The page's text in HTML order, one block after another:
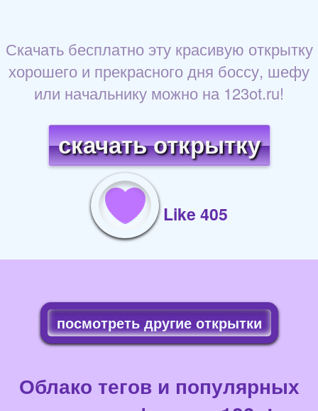
Скачать бесплатно эту красивую открытку
хорошего и прекрасного дня боссу, шефу
или начальнику можно на 123ot.ru!
скачать открытку
Like 405
посмотреть другие открытки
Облако тегов и популярных